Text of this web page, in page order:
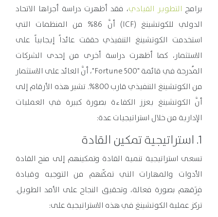
برامج التطوير القيادي، فقد أظهرت دراسة أجراها الاتحاد
الدولي للكوتشينغ (ICF) أنَّ 86% من المنظمات التي
استخدمت الكوتشينغ التنفيذي حققت عائداً إيجابياً على
الاستثمار، كما أظهرت دراسة أخرى من إحدى الشركات
المُدرجة في قائمة "Fortune 500"، أنَّ العائد على الاستثمار
من الكوتشينغ التنفيذي قارب 800%. تشير هذه الأرقام إلى
أنَّ الكوتشينغ يعزز الكفاءة بصورة كبيرة في العمليات
الإدارية من خلال استراتيجيات عدة:
1. استراتيجية تمكين القادة
تسعى استراتيجية تنمية القادة وتمكينهم إلى منح القادة
الأدوات والمهارات التي تمكّنهم من التوجيه وقيادة
فِرَقهم بصورة فعالة، وتحقيق النجاح على الأمد الطويل.
تركز عملية الكوتشينغ في هذه الاستراتيجية على: